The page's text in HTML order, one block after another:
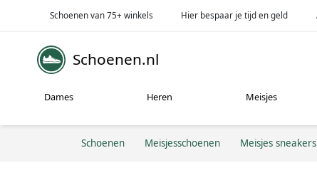
Schoenen van 75+ winkels Hier bespaar je tijd en geld
Schoenen.nl
Dames Heren Meisjes
Schoenen Meisjesschoenen Meisjes sneakers